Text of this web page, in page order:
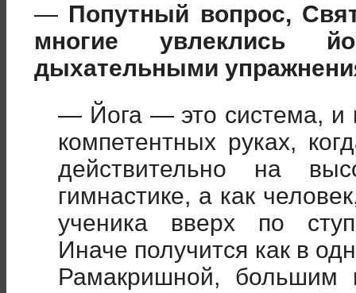
— Попутный вопрос,
многие увлеклись
дыхательными
— Йога — это система, и
компетентных руках,
действительно на
гимнастике, а как
ученика вверх по
Иначе получится как в
Рамакришной, большим